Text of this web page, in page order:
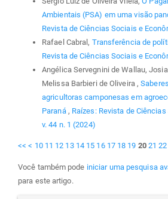
Ambientais (PSA) em uma visão
Revista de Ciências Sociais e
Rafael Cabral, Transferência de
Revista de Ciências Sociais e
Angélica Servegnini de Wallau,
Melissa Barbieri de Oliveira ,
agricultoras camponesas em
Paraná , Raízes: Revista de
v. 44 n. 1 (2024)
<< < 10 11 12 13 14 15 16 17 18 19 20 21 22
Você também pode iniciar uma pesquisa
para este artigo.